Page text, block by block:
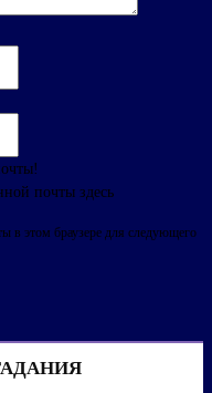
почты здесь
в этом браузере для следующего